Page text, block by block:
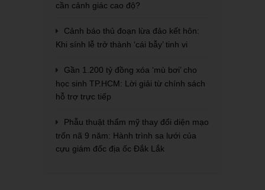
cần cảnh giác cao độ?
Cảnh báo thủ đoạn lừa đảo kết hôn:
Khi sính lễ trở thành ‘cái bẫy’ tinh vi
Gần 1.200 tỷ đồng xóa ‘mù bơi’ cho
học sinh TP.HCM: Lời giải từ chính sách
hỗ trợ trực tiếp
Phẫu thuật thẩm mỹ thay đổi diện mạo
trốn nã 9 năm: Hành trình sa lưới của
cựu giám đốc địa ốc Đắk Lắk